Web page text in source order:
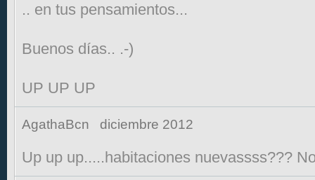
.. en tus pensamientos...
Buenos días.. .-)
UP UP UP
AgathaBcn diciembre 2012
Up up up.....habitaciones nuevassss???